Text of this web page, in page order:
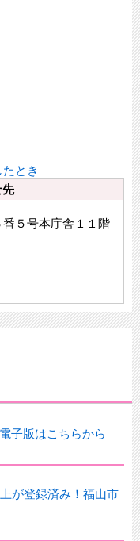
とき
先
５号本庁舎１１階
子版はこちらから
が登録済み！福山市